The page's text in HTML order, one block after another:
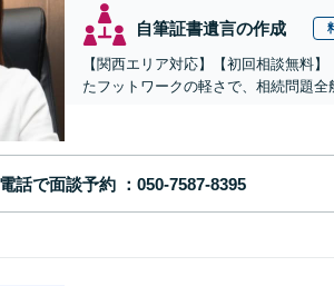
自筆証書遺言の作成
【関西エリア対応】【初回相談無料
たフットワークの軽さで、相続問題
電話で面談予約